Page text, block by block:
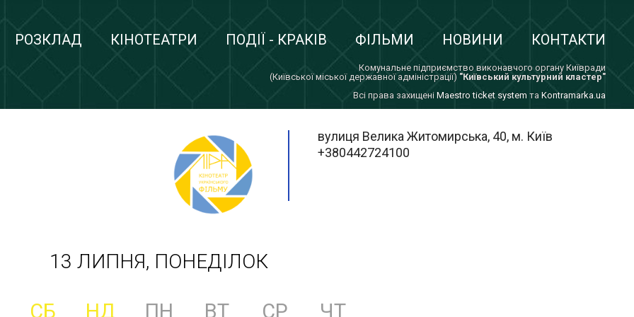
РОЗКЛАД КІНОТЕАТРИ ПОДІЇ - КРАКІВ ФІЛЬМИ НОВИНИ КОНТАКТИ
Комунальне підприємство виконавчого органу Київради
(Київської міської державної адміністрації) "Київський культурний кластер"
Всi права захищенi Maestro ticket system та Kontramarka.ua
вулиця Велика Житомирська, 40, м. Київ
+380442724100
13 ЛИПНЯ, ПОНЕДІЛОК
СБ НД ПН ВТ СР ЧТ